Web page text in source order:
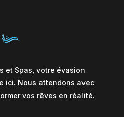
et Spas, votre évasion
ici. Nous attendons avec
vos rêves en réalité.